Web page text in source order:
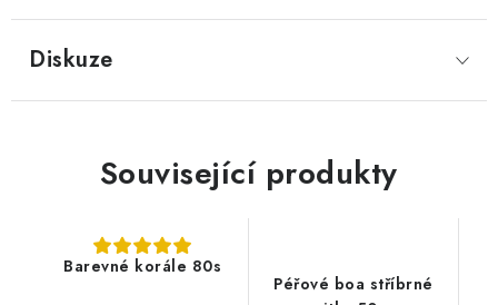
Diskuze
Související produkty
Barevné korále 80s
Péřové boa stříbrné